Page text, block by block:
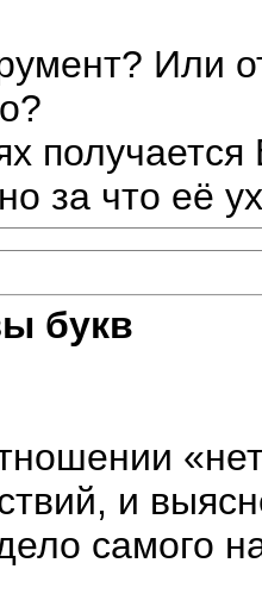
Или
за что её
букв
и
самого